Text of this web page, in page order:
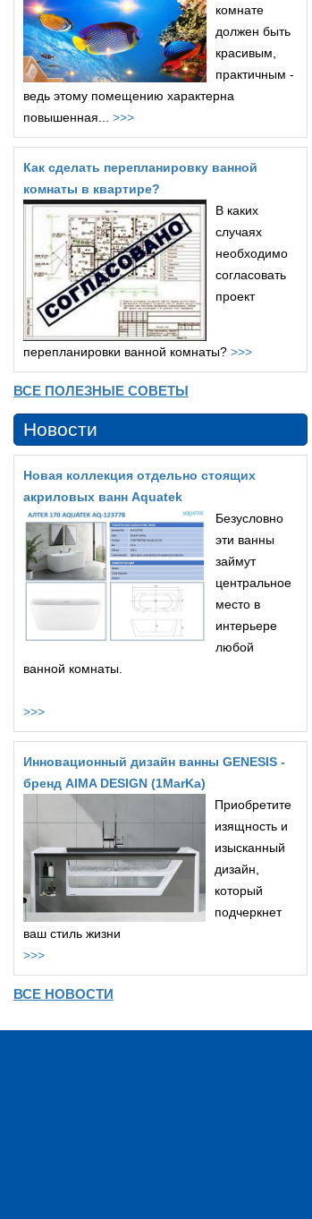
комнате
должен быть
красивым,
практичным -
ведь этому помещению характерна
повышенная... >>>
Как сделать перепланировку ванной
комнаты в квартире?
В каких
случаях
необходимо
согласовать
проект
перепланировки ванной комнаты? >>>
ВСЕ ПОЛЕЗНЫЕ СОВЕТЫ
Новости
Новая коллекция отдельно стоящих
акриловых ванн Aquatek
Безусловно
эти ванны
займут
центральное
место в
интерьере
любой
ванной комнаты.
>>>
Инновационный дизайн ванны GENESIS -
бренд AIMA DESIGN (1MarKa)
Приобретите
изящность и
изысканный
дизайн,
который
подчеркнет
ваш стиль жизни
>>>
ВСЕ НОВОСТИ